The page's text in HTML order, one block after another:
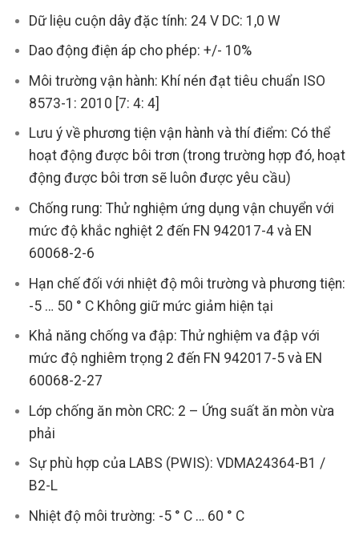
Dữ liệu cuộn dây đặc tính: 24 V DC: 1,0 W
Dao động điện áp cho phép: +/- 10%
Môi trường vận hành: Khí nén đạt tiêu chuẩn ISO
8573-1: 2010 [7: 4: 4]
Lưu ý về phương tiện vận hành và thí điểm: Có thể
hoạt động được bôi trơn (trong trường hợp đó, hoạt
động được bôi trơn sẽ luôn được yêu cầu)
Chống rung: Thử nghiệm ứng dụng vận chuyển với
mức độ khắc nghiệt 2 đến FN 942017-4 và EN
60068-2-6
Hạn chế đối với nhiệt độ môi trường và phương tiện:
-5 … 50 ° C Không giữ mức giảm hiện tại
Khả năng chống va đập: Thử nghiệm va đập với
mức độ nghiêm trọng 2 đến FN 942017-5 và EN
60068-2-27
Lớp chống ăn mòn CRC: 2 – Ứng suất ăn mòn vừa
phải
Sự phù hợp của LABS (PWIS): VDMA24364-B1 /
B2-L
Nhiệt độ môi trường: -5 ° C … 60 ° C